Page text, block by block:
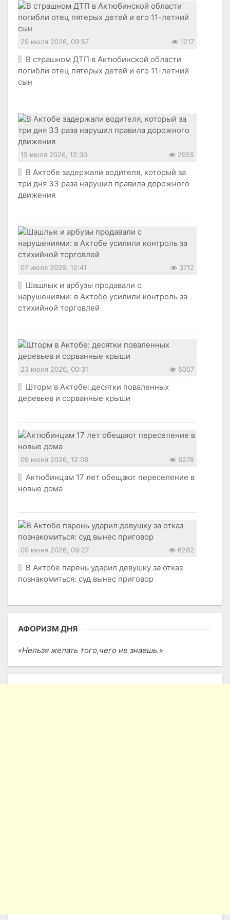
29 июля 2026, 09:57 1217
В страшном ДТП в Актюбинской области
погибли отец пятерых детей и его 11-летний
сын
15 июля 2026, 12:30 2955
В Актобе задержали водителя, который за
три дня 33 раза нарушил правила дорожного
движения
07 июля 2026, 12:41 3712
Шашлык и арбузы продавали с
нарушениями: в Актобе усилили контроль за
стихийной торговлей
23 июня 2026, 00:31 5057
Шторм в Актобе: десятки поваленных
деревьев и сорванные крыши
09 июня 2026, 12:08 6278
Актюбинцам 17 лет обещают переселение в
новые дома
09 июня 2026, 09:27 6282
В Актобе парень ударил девушку за отказ
познакомиться: суд вынес приговор
АФОРИЗМ ДНЯ
Нельзя желать того,чего не знаешь.